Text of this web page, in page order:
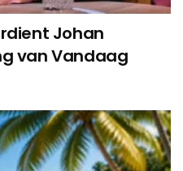
Johan
van Vandaag